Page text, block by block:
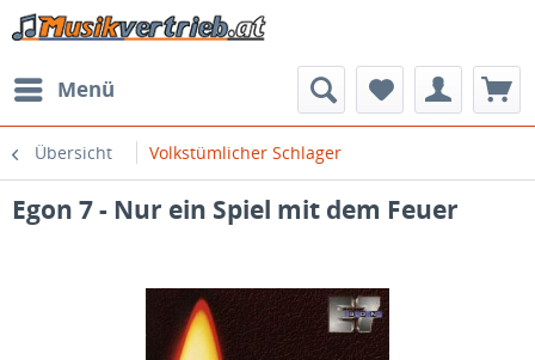
Menü
Übersicht Volkstümlicher Schlager
Egon 7 - Nur ein Spiel mit dem Feuer